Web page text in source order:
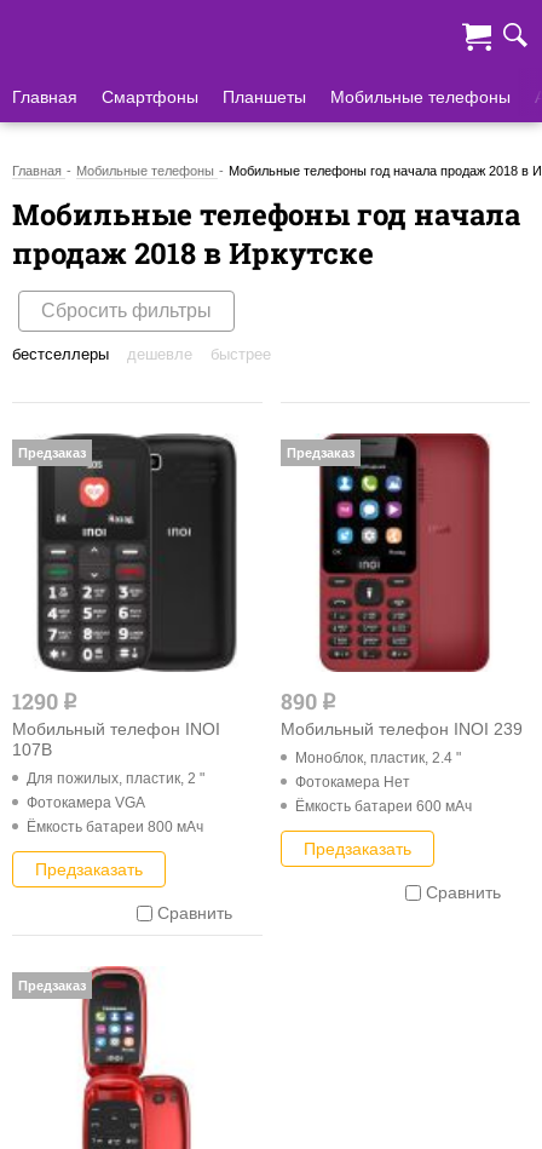
Главная Смартфоны Планшеты Мобильные телефоны
Главная Мобильные телефоны Мобильные телефоны год начала продаж 2018 в
Мобильные телефоны год начала
продаж 2018 в Иркутске
Сбросить фильтры
бестселлеры дешевле быстрее
1290 q
Мобильный телефон INOI
107B
Для пожилых, пластик, 2 "
Фотокамера VGA
Ёмкость батареи 800 мАч
Предзаказать
Сравнить
Предзаказ
890 q
Мобильный телефон INOI 239
Моноблок, пластик, 2.4 "
Фотокамера Нет
Ёмкость батареи 600 мАч
Предзаказать
Сравнить
Предзаказ
Предзаказ